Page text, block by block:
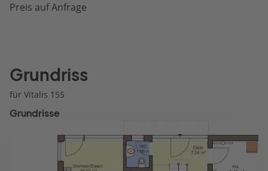
Preis auf Anfrage
Grundriss
für Vitalis 155
Grundrisse